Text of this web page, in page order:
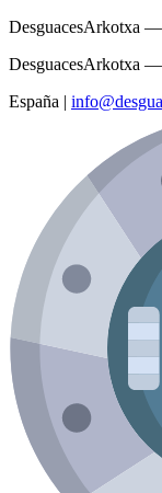
DesguacesArkotxa —
DesguacesArkotxa —
España |